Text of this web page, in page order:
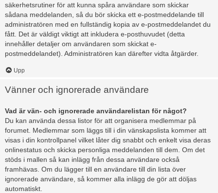
säkerhetsrutiner för att kunna spåra användare som skickar
sådana meddelanden, så du bör skicka ett e-postmeddelande till
administratören med en fullständig kopia av e-postmeddelandet du
fått. Det är väldigt viktigt att inkludera e-posthuvudet (detta
innehåller detaljer om användaren som skickat e-
postmeddelandet). Administratören kan därefter vidta åtgärder.
Upp
Vänner och ignorerade användare
Vad är vän- och ignorerade användarelistan för något?
Du kan använda dessa listor för att organisera medlemmar på
forumet. Medlemmar som läggs till i din vänskapslista kommer att
visas i din kontrollpanel vilket låter dig snabbt och enkelt visa deras
onlinestatus och skicka personliga meddelanden till dem. Om det
stöds i mallen så kan inlägg från dessa användare också
framhävas. Om du lägger till en användare till din lista över
ignorerade användare, så kommer alla inlägg de gör att döljas
automatiskt.